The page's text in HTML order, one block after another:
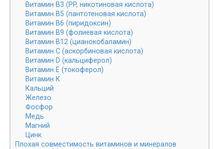
Витамин В3 (PP, никотиновая кислота)
Витамин В5 (пантотеновая кислота)
Витамин В6 (пиридоксин)
Витамин В9 (фолиевая кислота)
Витамин В12 (цианокобаламин)
Витамин С (аскорбиновая кислота)
Витамин D (кальциферол)
Витамин E (токоферол)
Витамин К
Кальций
Железо
Фосфор
Медь
Магний
Цинк
Плохая совместимость витаминов и минералов